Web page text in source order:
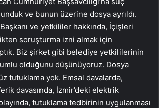
ve bunun üzerine dosya ayrıldı.
ve yetkililer hakkında, İçişleri
soruşturma izni almak için
Biz şirket gibi belediye yetkililerinin
olduğunu düşünüyoruz. Dosya
tutuklama yok. Emsal davalarda,
davasında, İzmir’deki elektrik
tutuklama tedbirinin uygulanması